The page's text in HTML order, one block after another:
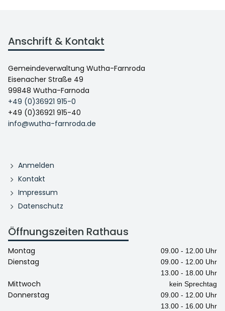
Anschrift & Kontakt
Gemeindeverwaltung Wutha-Farnroda
Eisenacher Straße 49
99848 Wutha-Farnoda
+49 (0)36921 915-0
+49 (0)36921 915-40
info@wutha-farnroda.de
Anmelden
Kontakt
Impressum
Datenschutz
Öffnungszeiten Rathaus
Montag 09.00 - 12.00 Uhr
Dienstag
09.00 - 12.00 Uhr
13.00 - 18.00 Uhr
Mittwoch kein Sprechtag
Donnerstag
09.00 - 12.00 Uhr
13.00 - 16.00 Uhr